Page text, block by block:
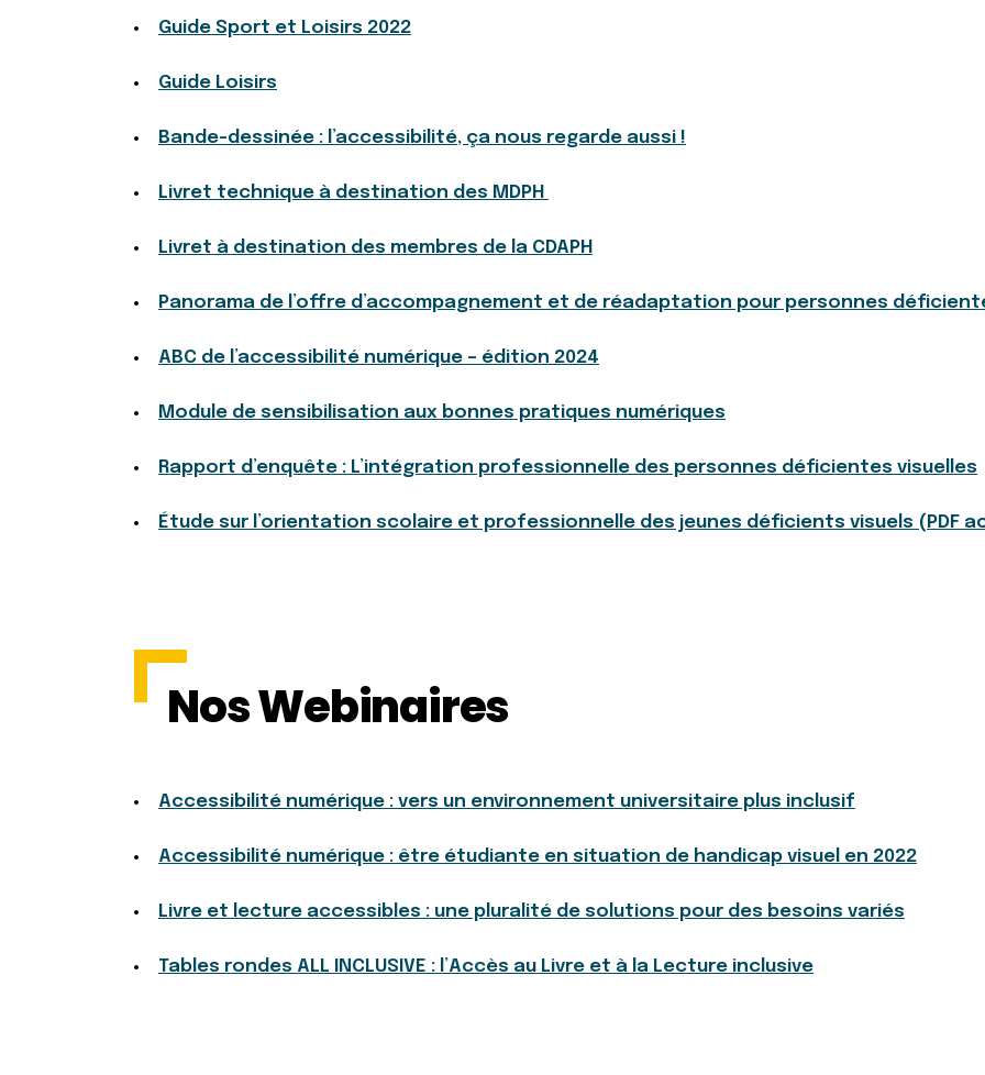
Guide Sport et Loisirs 2022
Guide Loisirs
Bande-dessinée : l’accessibilité, ça nous regarde aussi !
Livret technique à destination des MDPH
Livret à destination des membres de la CDAPH
Panorama de l’offre d’accompagnement et de réadaptation pour personnes
ABC de l’accessibilité numérique – édition 2024
Module de sensibilisation aux bonnes pratiques numériques
Rapport d’enquête : L’intégration professionnelle des personnes déficientes visuelles
Étude sur l’orientation scolaire et professionnelle des jeunes déficients visuels (PDF
Nos Webinaires
Accessibilité numérique : vers un environnement universitaire plus inclusif
Accessibilité numérique : être étudiante en situation de handicap visuel en 2022
Livre et lecture accessibles : une pluralité de solutions pour des besoins variés
Tables rondes ALL INCLUSIVE : l’Accès au Livre et à la Lecture inclusive